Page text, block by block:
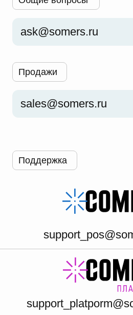
Продажи
ask@somers.ru
sales@somers.ru
Поддержка